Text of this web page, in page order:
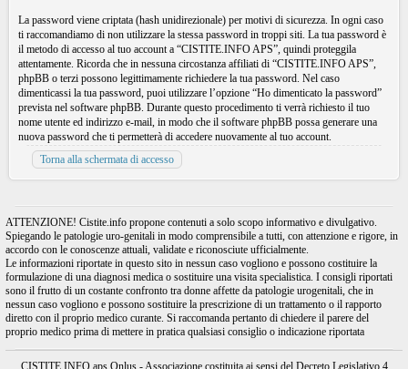
La password viene criptata (hash unidirezionale) per motivi di sicurezza. In ogni caso
ti raccomandiamo di non utilizzare la stessa password in troppi siti. La tua password è
il metodo di accesso al tuo account a “CISTITE.INFO APS”, quindi proteggila
attentamente. Ricorda che in nessuna circostanza affiliati di “CISTITE.INFO APS”,
phpBB o terzi possono legittimamente richiedere la tua password. Nel caso
dimenticassi la tua password, puoi utilizzare l’opzione “Ho dimenticato la password”
prevista nel software phpBB. Durante questo procedimento ti verrà richiesto il tuo
nome utente ed indirizzo e-mail, in modo che il software phpBB possa generare una
nuova password che ti permetterà di accedere nuovamente al tuo account.
Torna alla schermata di accesso
ATTENZIONE! Cistite.info propone contenuti a solo scopo informativo e divulgativo.
Spiegando le patologie uro-genitali in modo comprensibile a tutti, con attenzione e rigore, in
accordo con le conoscenze attuali, validate e riconosciute ufficialmente.
Le informazioni riportate in questo sito in nessun caso vogliono e possono costituire la
formulazione di una diagnosi medica o sostituire una visita specialistica. I consigli riportati
sono il frutto di un costante confronto tra donne affette da patologie urogenitali, che in
nessun caso vogliono e possono sostituire la prescrizione di un trattamento o il rapporto
diretto con il proprio medico curante. Si raccomanda pertanto di chiedere il parere del
proprio medico prima di mettere in pratica qualsiasi consiglio o indicazione riportata